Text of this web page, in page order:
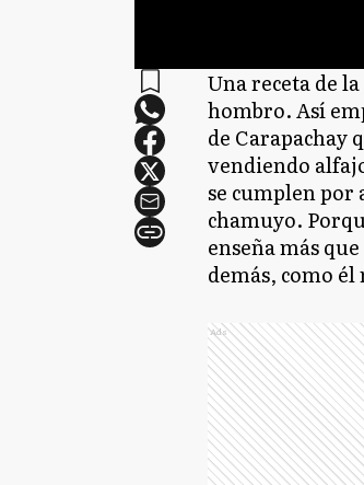
Una receta de
hombro. Así
de Carapachay
vendiendo
se cumplen por
chamuyo.
enseña más
demás, como
Ads